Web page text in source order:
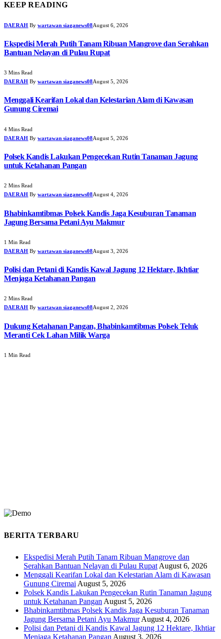
KEEP READING
DAERAH By wartawan siaganews08August 6, 2026
Ekspedisi Merah Putih Tanam Ribuan Mangrove dan Serahkan
Bantuan Nelayan di Pulau Rupat
3 Mins Read
DAERAH By wartawan siaganews08August 5, 2026
Menggali Kearifan Lokal dan Kelestarian Alam di Kawasan
Gunung Ciremai
4 Mins Read
DAERAH By wartawan siaganews08August 5, 2026
Polsek Kandis Lakukan Pengecekan Rutin Tanaman Jagung
untuk Ketahanan Pangan
2 Mins Read
DAERAH By wartawan siaganews08August 4, 2026
Bhabinkamtibmas Polsek Kandis Jaga Kesuburan Tanaman
Jagung Bersama Petani Ayu Makmur
1 Min Read
DAERAH By wartawan siaganews08August 3, 2026
Polisi dan Petani di Kandis Kawal Jagung 12 Hektare, Ikhtiar
Menjaga Ketahanan Pangan
2 Mins Read
DAERAH By wartawan siaganews08August 2, 2026
Dukung Ketahanan Pangan, Bhabinkamtibmas Polsek Teluk
Meranti Cek Lahan Milik Warga
1 Min Read
BERITA TERBARU
Ekspedisi Merah Putih Tanam Ribuan Mangrove dan
Serahkan Bantuan Nelayan di Pulau Rupat August 6, 2026
Menggali Kearifan Lokal dan Kelestarian Alam di Kawasan
Gunung Ciremai August 5, 2026
Polsek Kandis Lakukan Pengecekan Rutin Tanaman Jagung
untuk Ketahanan Pangan August 5, 2026
Bhabinkamtibmas Polsek Kandis Jaga Kesuburan Tanaman
Jagung Bersama Petani Ayu Makmur August 4, 2026
Polisi dan Petani di Kandis Kawal Jagung 12 Hektare, Ikhtiar
Menjaga Ketahanan Pangan August 3, 2026